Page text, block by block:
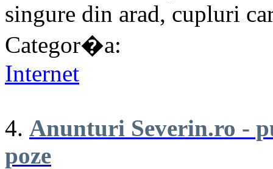
singure din arad, cupluri
Categor�a:
Internet
4. Anunturi Severin.ro -
poze